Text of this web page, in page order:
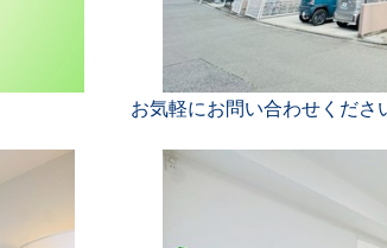
お気軽にお問い合わせくださ